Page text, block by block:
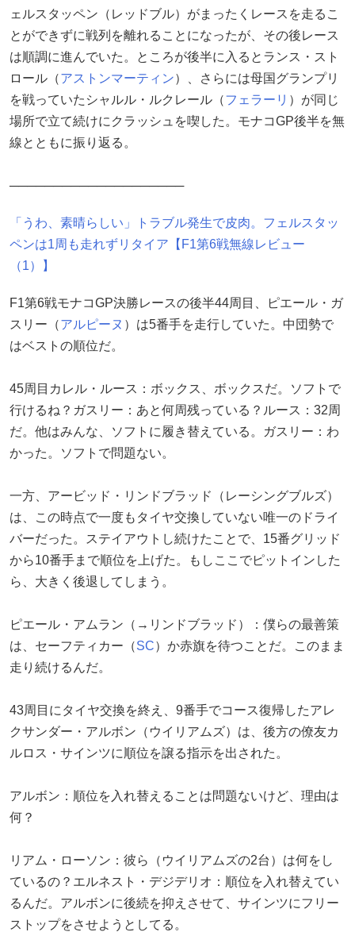
ェルスタッペン（レッドブル）がまったくレースを走るこ
とができずに戦列を離れることになったが、その後レース
は順調に進んでいた。ところが後半に入るとランス・スト
ロール（アストンマーティン）、さらには母国グランプリ
を戦っていたシャルル・ルクレール（フェラーリ ）が同じ
場所で立て続けにクラッシュを喫した。モナコGP後半を無
線とともに振り返る。
────────────────────
「うわ、素晴らしい」トラブル発生で皮肉。フェルスタッ
ペンは1周も走れずリタイア【F1第6戦無線レビュー
（1）】
F1第6戦モナコGP決勝レースの後半44周目、ピエール・ガ
スリー（アルピーヌ ）は5番手を走行していた。中団勢で
はベストの順位だ。
45周目カレル・ルース：ボックス、ボックスだ。ソフトで
行けるね？ガスリー：あと何周残っている？ルース：32周
だ。他はみんな、ソフトに履き替えている。ガスリー：わ
かった。ソフトで問題ない。
一方、アービッド・リンドブラッド（レーシングブルズ）
は、この時点で一度もタイヤ交換していない唯一のドライ
バーだった。ステイアウトし続けたことで、15番グリッド
から10番手まで順位を上げた。もしここでピットインした
ら、大きく後退してしまう。
ピエール・アムラン（→リンドブラッド）：僕らの最善策
は、セーフティカー（SC）か赤旗を待つことだ。このまま
走り続けるんだ。
43周目にタイヤ交換を終え、9番手でコース復帰したアレ
クサンダー・アルボン（ウイリアムズ）は、後方の僚友カ
ルロス・サインツに順位を譲る指示を出された。
アルボン：順位を入れ替えることは問題ないけど、理由は
何？
リアム・ローソン：彼ら（ウイリアムズの2台）は何をし
ているの？エルネスト・デジデリオ：順位を入れ替えてい
るんだ。アルボンに後続を抑えさせて、サインツにフリー
ストップをさせようとしてる。